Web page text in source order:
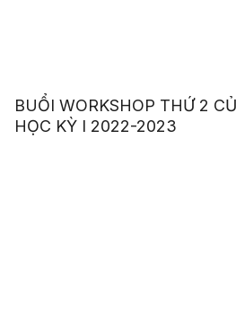
BUỔI WORKSHOP THỨ 2
HỌC KỲ I 2022-2023